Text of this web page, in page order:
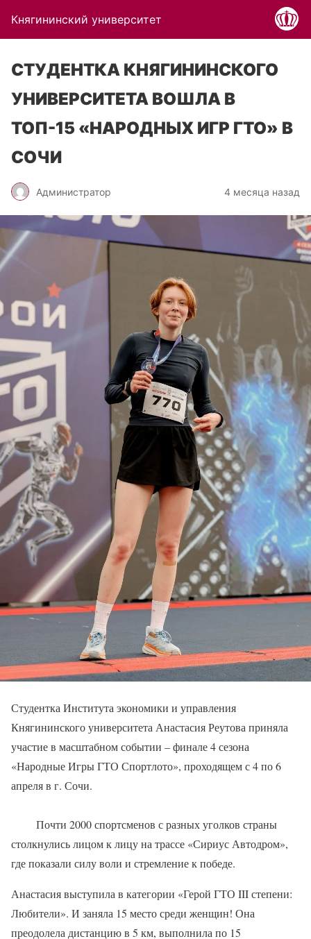
Княгининский университет
СТУДЕНТКА КНЯГИНИНСКОГО
УНИВЕРСИТЕТА ВОШЛА В
ТОП-15 «НАРОДНЫХ ИГР ГТО» В
СОЧИ
Администратор 4 месяца назад
Студентка Института экономики и управления
Княгининского университета Анастасия Реутова приняла
участие в масштабном событии – финале 4 сезона
«Народные Игры ГТО Спортлото», проходящем с 4 по 6
апреля в г. Сочи.
Почти 2000 спортсменов с разных уголков страны
столкнулись лицом к лицу на трассе «Сириус Автодром»,
где показали силу воли и стремление к победе.
Анастасия выступила в категории «Герой ГТО III степени:
Любители». И заняла 15 место среди женщин! Она
преодолела дистанцию в 5 км, выполнила по 15